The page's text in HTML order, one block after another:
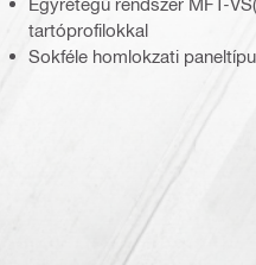
tartóprofilokkal
Sokféle homlokzati